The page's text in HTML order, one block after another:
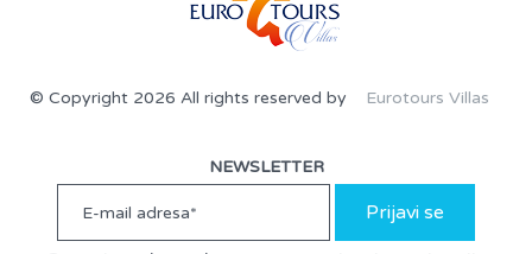
© Copyright 2026 All rights reserved by Eurotours Villas
NEWSLETTER
Prijavi se